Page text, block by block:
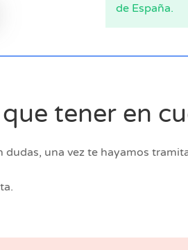
de España.
que tener en
una vez te hayamos